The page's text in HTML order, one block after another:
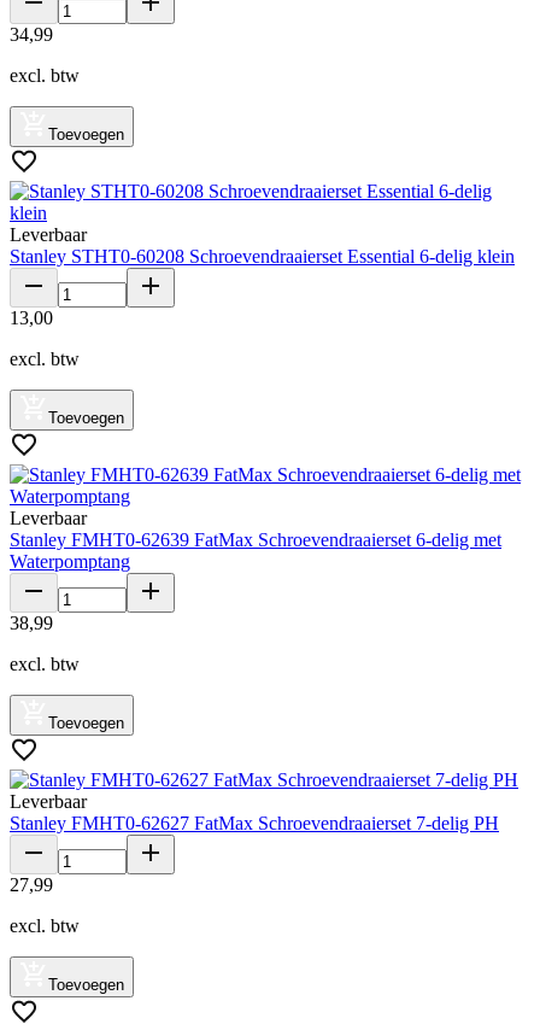
34,99
excl. btw
Toevoegen
Leverbaar
Stanley STHT0-60208 Schroevendraaierset Essential 6-delig klein
13,00
excl. btw
Toevoegen
Leverbaar
Stanley FMHT0-62639 FatMax Schroevendraaierset 6-delig met
Waterpomptang
38,99
excl. btw
Toevoegen
Leverbaar
Stanley FMHT0-62627 FatMax Schroevendraaierset 7-delig PH
27,99
excl. btw
Toevoegen